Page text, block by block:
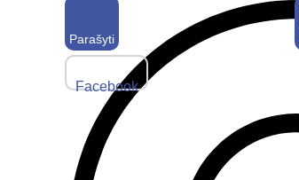
Parašyti
Facebook